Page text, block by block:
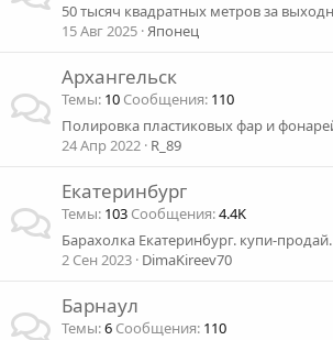
50 тысяч квадратных метров за
15 Авг 2025 Японец
Архангельск
Темы 10 Сообщения 110
Полировка пластиковых фар и
24 Апр 2022 R_89
Екатеринбург
Темы 103 Сообщения 4.4K
Барахолка Екатеринбург. купи-продай.
2 Сен 2023 DimaKireev70
Барнаул
Темы 6 Сообщения 110